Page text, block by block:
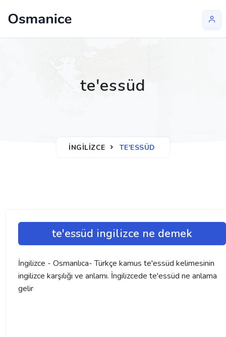
te'essüd
İNGILIZCE TE'ESSÜD
te'essüd ingilizce ne demek
İngilizce - Osmanlıca- Türkçe kamus te'essüd kelimesinin
ingilizce karşılığı ve anlamı. İngilizcede te'essüd ne anlama
gelir